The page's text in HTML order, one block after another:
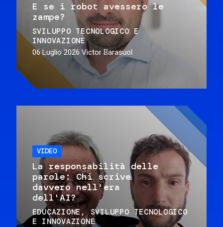
E se i robot avessero le
zampe?
SVILUPPO TECNOLOGICO E
INNOVAZIONE
06 Luglio 2026 Victor Barasuol
VIDEO
La responsabilità delle
parole: Chi scrive
davvero nell'era
dell'AI?
EDUCAZIONE
SVILUPPO TECNOLOGICO
E INNOVAZIONE